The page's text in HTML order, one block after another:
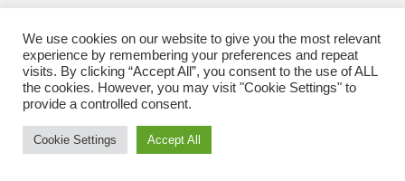
Kuscheln
Kuscheltier
Lachen
We use cookies on our website to give you the most relevant
experience by remembering your preferences and repeat
visits. By clicking “Accept All”, you consent to the use of ALL
the cookies. However, you may visit "Cookie Settings" to
provide a controlled consent.
Cookie Settings Accept All